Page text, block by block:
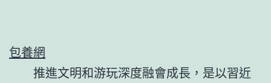
包養網
推進文明和游玩深度融會成長，是以習近